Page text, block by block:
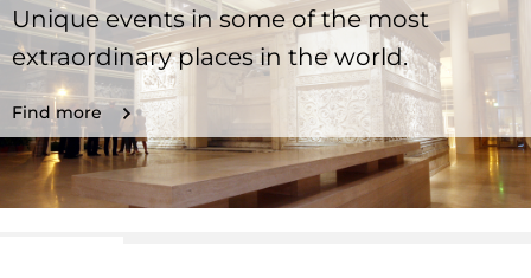
Unique events in some of the most
extraordinary places in the world.
Find more